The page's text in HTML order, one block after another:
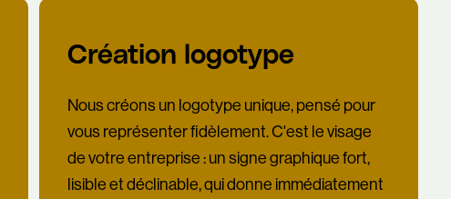
Création logotype
Nous créons un logotype unique, pensé pour
vous représenter fidèlement. C'est le visage
de votre entreprise : un signe graphique fort,
lisible et déclinable, qui donne immédiatement